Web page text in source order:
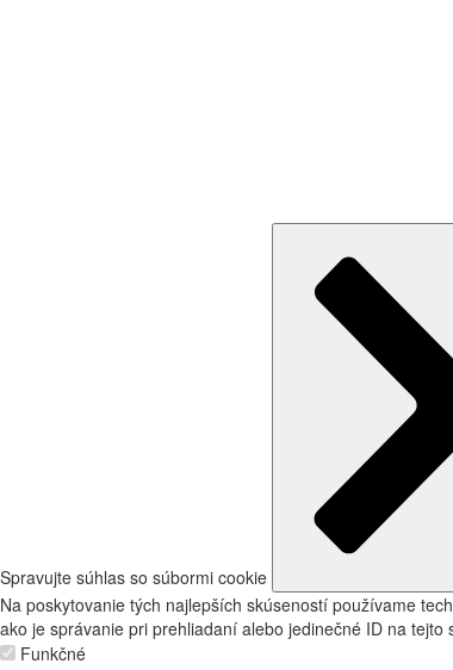
Spravujte súhlas so súbormi cookie
Na poskytovanie tých najlepších skúseností používame
ako je správanie pri prehliadaní alebo jedinečné ID na
Funkčné